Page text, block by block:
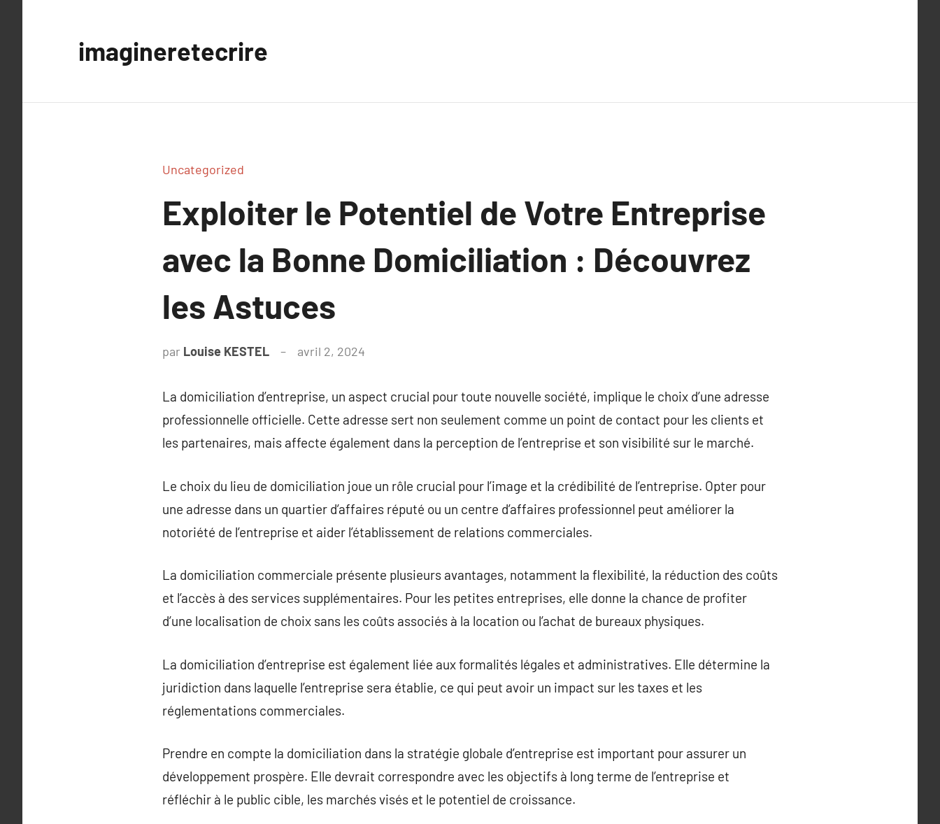
imagineretecrire
Uncategorized
Exploiter le Potentiel de Votre Entreprise
avec la Bonne Domiciliation : Découvrez
les Astuces
par Louise KESTEL avril 2, 2024
La domiciliation d’entreprise, un aspect crucial pour toute nouvelle société, implique le choix d’une adresse
professionnelle officielle. Cette adresse sert non seulement comme un point de contact pour les clients et
les partenaires, mais affecte également dans la perception de l’entreprise et son visibilité sur le marché.
Le choix du lieu de domiciliation joue un rôle crucial pour l’image et la crédibilité de l’entreprise. Opter pour
une adresse dans un quartier d’affaires réputé ou un centre d’affaires professionnel peut améliorer la
notoriété de l’entreprise et aider l’établissement de relations commerciales.
La domiciliation commerciale présente plusieurs avantages, notamment la flexibilité, la réduction des coûts
et l’accès à des services supplémentaires. Pour les petites entreprises, elle donne la chance de profiter
d’une localisation de choix sans les coûts associés à la location ou l’achat de bureaux physiques.
La domiciliation d’entreprise est également liée aux formalités légales et administratives. Elle détermine la
juridiction dans laquelle l’entreprise sera établie, ce qui peut avoir un impact sur les taxes et les
réglementations commerciales.
Prendre en compte la domiciliation dans la stratégie globale d’entreprise est important pour assurer un
développement prospère. Elle devrait correspondre avec les objectifs à long terme de l’entreprise et
réfléchir à le public cible, les marchés visés et le potentiel de croissance.